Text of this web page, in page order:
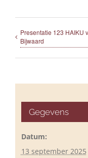
Presentatie 123 HAIKU
Bijwaard
Gegevens
Datum:
13 september 2025